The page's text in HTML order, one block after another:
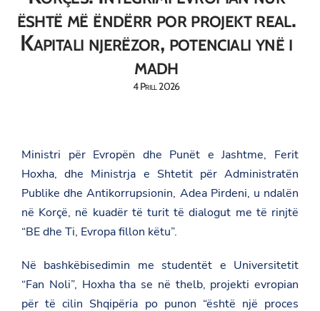
është më ëndërr por projekt real.
Kapitali njerëzor, potenciali ynë i
madh
4 Prill 2026
Ministri për Evropën dhe Punët e Jashtme, Ferit
Hoxha, dhe Ministrja e Shtetit për Administratën
Publike dhe Antikorrupsionin, Adea Pirdeni, u ndalën
në Korçë, në kuadër të turit të dialogut me të rinjtë
“BE dhe Ti, Evropa fillon këtu”.
Në bashkëbisedimin me studentët e Universitetit
“Fan Noli”, Hoxha tha se në thelb, projekti evropian
për të cilin Shqipëria po punon “është një proces